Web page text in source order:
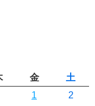
金 土
1
2